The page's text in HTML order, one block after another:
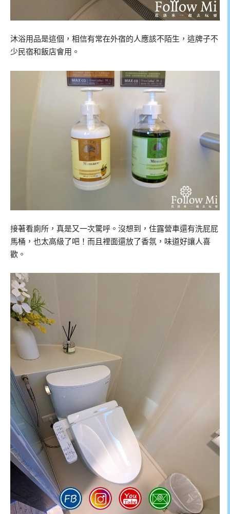
沐浴用品是這個，相信有常在外宿的人應該不陌生，這牌子不
少民宿和飯店會用。
接著看廁所，真是又一次驚呼。沒想到，住露營車還有洗屁屁
馬桶，也太高級了吧！而且裡面還放了香氛，味道好讓人喜
歡。